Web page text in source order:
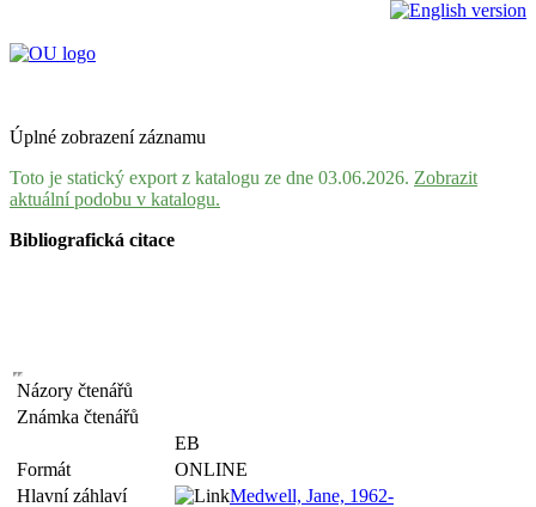
Úplné zobrazení záznamu
Toto je statický export z katalogu ze dne 03.06.2026. Zobrazit
aktuální podobu v katalogu.
Bibliografická citace
Názory čtenářů
Známka čtenářů
EB
Formát
ONLINE
Hlavní záhlaví
Medwell, Jane, 1962-